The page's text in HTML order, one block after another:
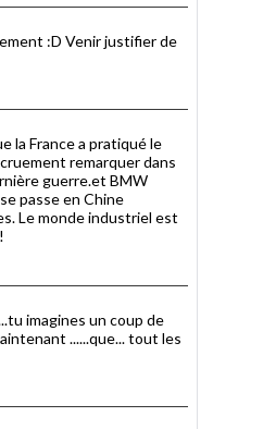
:D Venir justifier de
la France a pratiqué le
remarquer dans
guerre.et BMW
passe en Chine
Le monde industriel est
imagines un coup de
......que... tout les